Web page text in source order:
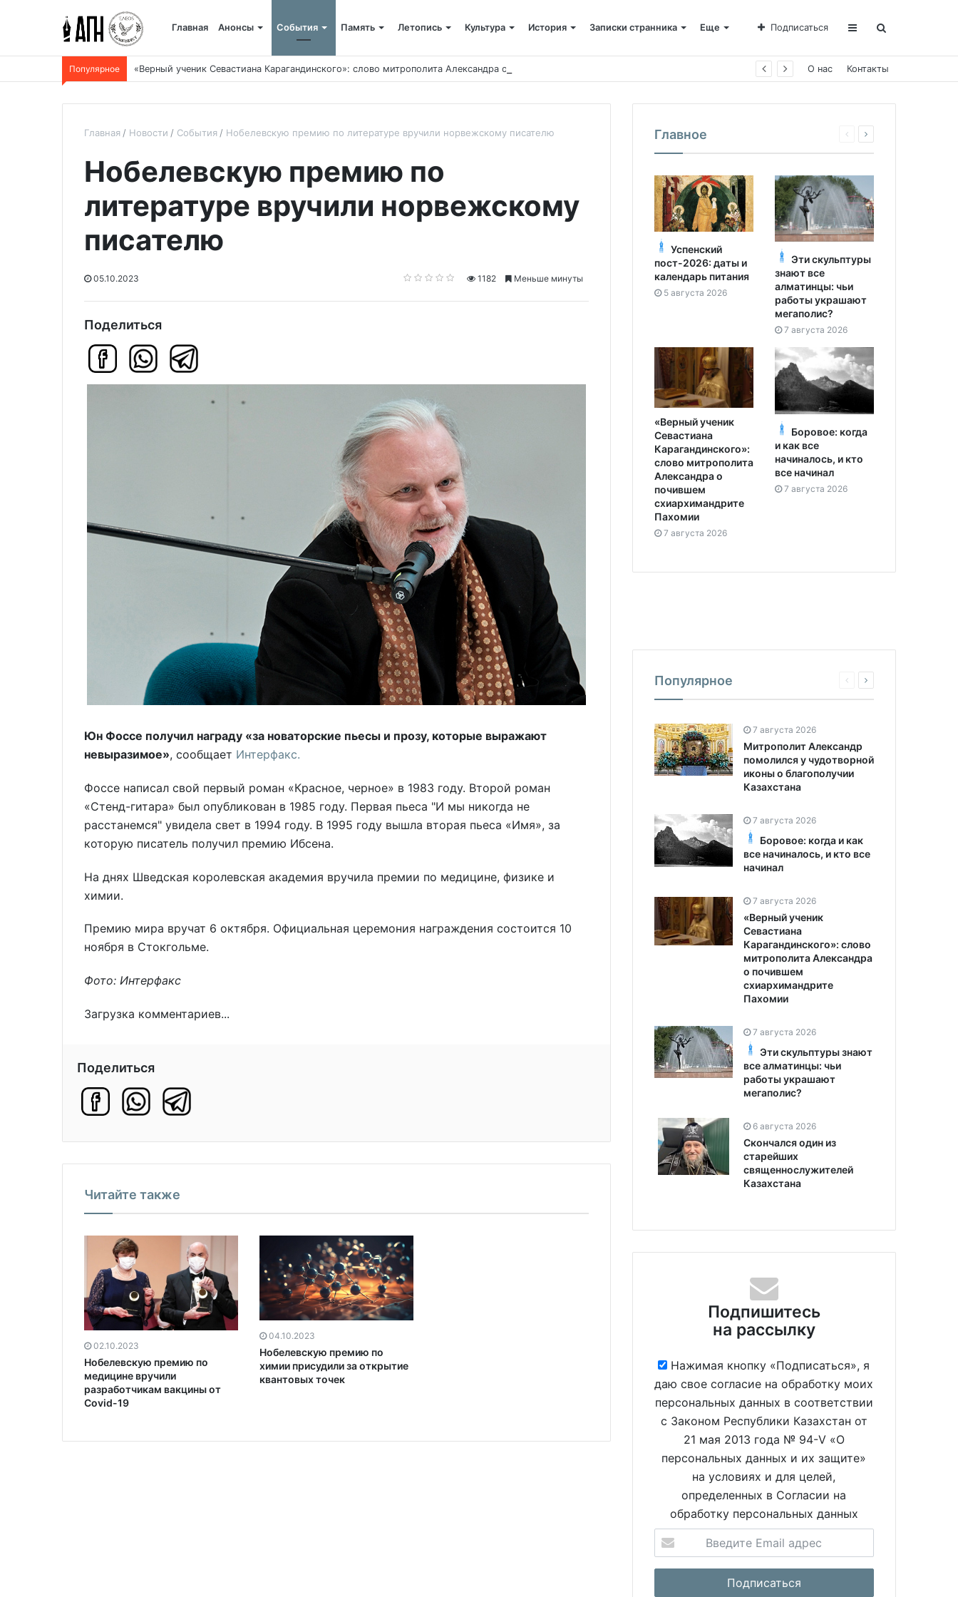
Главная Анонсы События Память Летопись Культура История Записки странника Еще Подписаться
Популярное «Верный ученик Севастиана Карагандинского»: слово митрополита Александра о почившем схиархимандрите Пахомии О нас Контакты
Главная Новости События Нобелевскую премию по литературе вручили норвежскому писателю
Нобелевскую премию по
литературе вручили норвежскому
писателю
05.10.2023 1182 Меньше минуты
Поделиться
Юн Фоссе получил награду «за новаторские пьесы и прозу, которые выражают
невыразимое», сообщает Интерфакс.
Фоссе написал свой первый роман «Красное, черное» в 1983 году. Второй роман
«Стенд-гитара» был опубликован в 1985 году. Первая пьеса "И мы никогда не
расстанемся" увидела свет в 1994 году. В 1995 году вышла вторая пьеса «Имя», за
которую писатель получил премию Ибсена.
На днях Шведская королевская академия вручила премии по медицине, физике и
химии.
Премию мира вручат 6 октября. Официальная церемония награждения состоится 10
ноября в Стокгольме.
Фото: Интерфакс
Загрузка комментариев...
Поделиться
Читайте также
02.10.2023
Нобелевскую премию по
медицине вручили
разработчикам вакцины от
Covid-19
04.10.2023
Нобелевскую премию по
химии присудили за открытие
квантовых точек
Главное
Успенский
пост-2026: даты и
календарь питания
5 августа 2026
Эти скульптуры
знают все
алматинцы: чьи
работы украшают
мегаполис?
7 августа 2026
«Верный ученик
Севастиана
Карагандинского»:
слово митрополита
Александра о
почившем
схиархимандрите
Пахомии
7 августа 2026
Боровое: когда
и как все
начиналось, и кто
все начинал
7 августа 2026
Популярное
7 августа 2026
Митрополит Александр
помолился у чудотворной
иконы о благополучии
Казахстана
7 августа 2026
Боровое: когда и как
все начиналось, и кто все
начинал
7 августа 2026
«Верный ученик
Севастиана
Карагандинского»: слово
митрополита Александра
о почившем
схиархимандрите
Пахомии
7 августа 2026
Эти скульптуры знают
все алматинцы: чьи
работы украшают
мегаполис?
6 августа 2026
Скончался один из
старейших
священнослужителей
Казахстана
Подпишитесь
на рассылку
Нажимая кнопку «Подписаться», я
даю свое согласие на обработку моих
персональных данных в соответствии
с Законом Республики Казахстан от
21 мая 2013 года № 94-V «О
персональных данных и их защите»
на условиях и для целей,
определенных в Согласии на
обработку персональных данных